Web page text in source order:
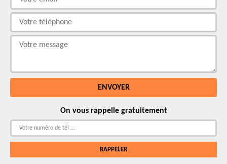
On vous rappelle gratuitement